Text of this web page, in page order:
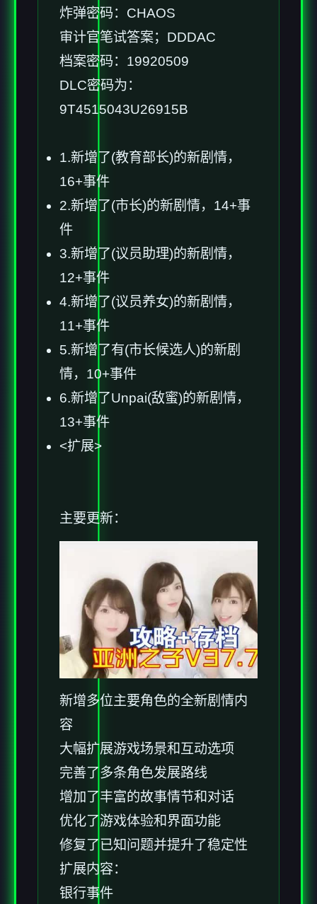
炸弹密码：CHAOS
审计官笔试答案；DDDAC
档案密码：19920509
DLC密码为：
9T4515043U26915B
1.新增了(教育部长)的新剧情，
16+事件
2.新增了(市长)的新剧情，14+事
件
3.新增了(议员助理)的新剧情，
12+事件
4.新增了(议员养女)的新剧情，
11+事件
5.新增了有(市长候选人)的新剧
情，10+事件
6.新增了Unpai(敌蜜)的新剧情，
13+事件
<扩展>
主要更新：
新增多位主要角色的全新剧情内
容
大幅扩展游戏场景和互动选项
完善了多条角色发展路线
增加了丰富的故事情节和对话
优化了游戏体验和界面功能
修复了已知问题并提升了稳定性
扩展内容：
银行事件